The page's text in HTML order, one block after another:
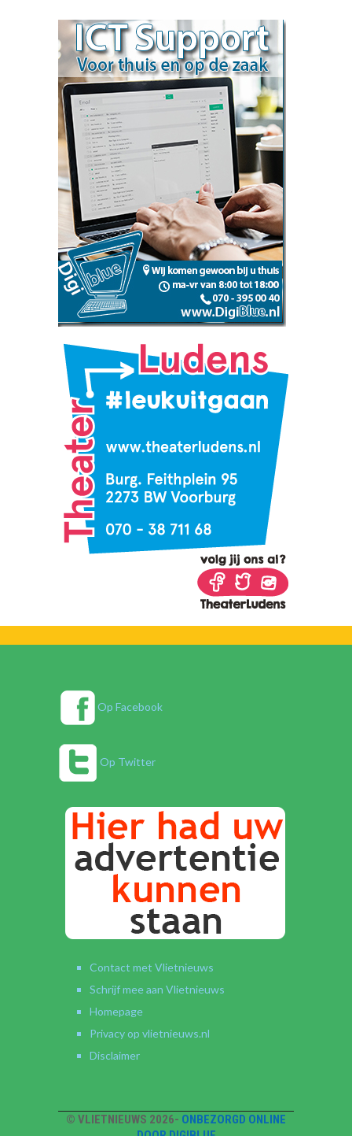
Op Facebook
Op Twitter
Contact met Vlietnieuws
Schrijf mee aan Vlietnieuws
Homepage
Privacy op vlietnieuws.nl
Disclaimer
© VLIETNIEUWS 2026- ONBEZORGD ONLINE